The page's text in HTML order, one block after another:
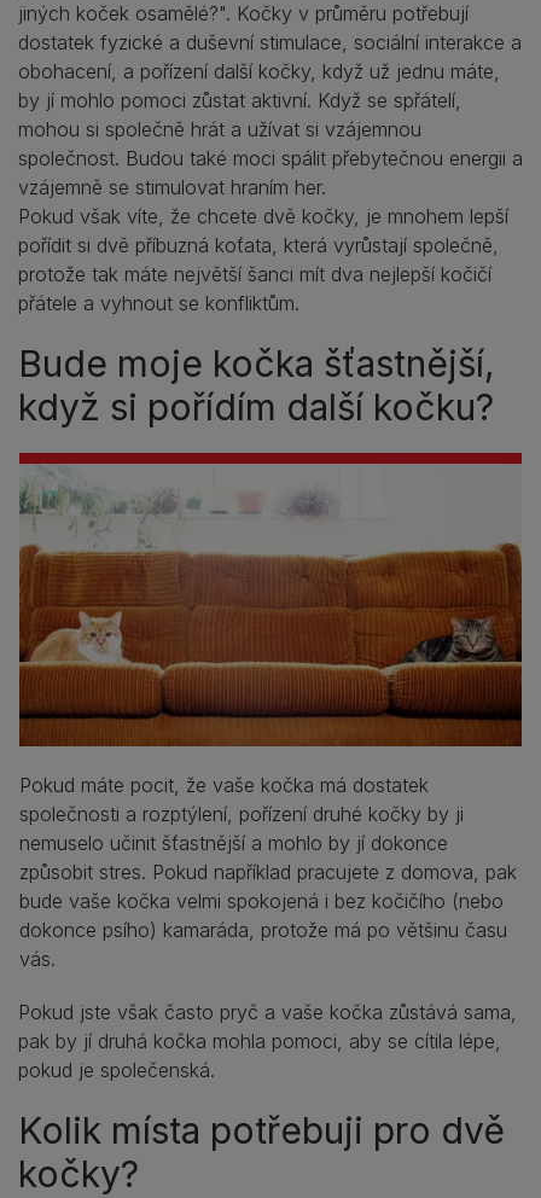
jiných koček osamělé?". Kočky v průměru potřebují
dostatek fyzické a duševní stimulace, sociální interakce a
obohacení, a pořízení další kočky, když už jednu máte,
by jí mohlo pomoci zůstat aktivní. Když se spřátelí,
mohou si společně hrát a užívat si vzájemnou
společnost. Budou také moci spálit přebytečnou energii a
vzájemně se stimulovat hraním her.
Pokud však víte, že chcete dvě kočky, je mnohem lepší
pořídit si dvě příbuzná koťata, která vyrůstají společně,
protože tak máte největší šanci mít dva nejlepší kočičí
přátele a vyhnout se konfliktům.
Bude moje kočka šťastnější,
když si pořídím další kočku?
Pokud máte pocit, že vaše kočka má dostatek
společnosti a rozptýlení, pořízení druhé kočky by ji
nemuselo učinit šťastnější a mohlo by jí dokonce
způsobit stres. Pokud například pracujete z domova, pak
bude vaše kočka velmi spokojená i bez kočičího (nebo
dokonce psího) kamaráda, protože má po většinu času
vás.
Pokud jste však často pryč a vaše kočka zůstává sama,
pak by jí druhá kočka mohla pomoci, aby se cítila lépe,
pokud je společenská.
Kolik místa potřebuji pro dvě
kočky?